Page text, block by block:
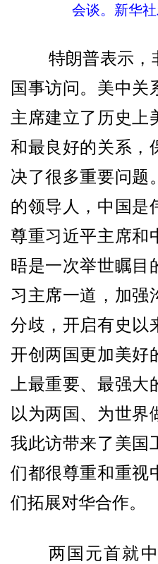
会谈。新华社
特朗普表示，
国事访问。美中关
主席建立了历史上
和最良好的关系，
决了很多重要问题
的领导人，中国是
尊重习近平主席和
晤是一次举世瞩目
习主席一道，加强
分歧，开启有史以
开创两国更加美好
上最重要、最强大
以为两国、为世界
我此访带来了美国
们都很尊重和重视
们拓展对华合作。
两国元首就